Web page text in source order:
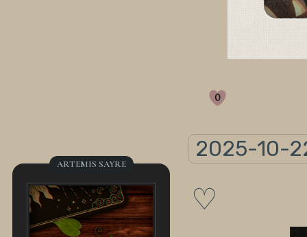
0
2025-10-
ARTEMIS SAYRE
♡